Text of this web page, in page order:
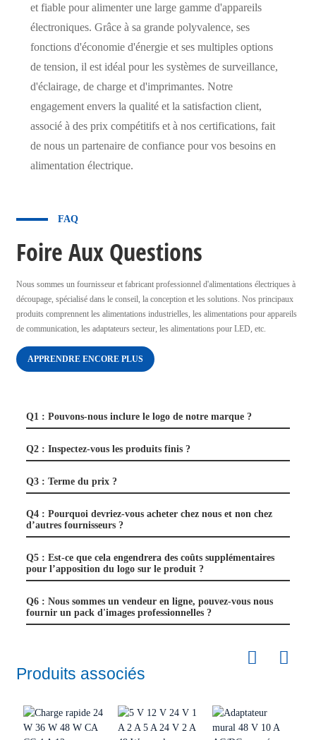
et fiable pour alimenter une large gamme d'appareils
électroniques. Grâce à sa grande polyvalence, ses
fonctions d'économie d'énergie et ses multiples options
de tension, il est idéal pour les systèmes de surveillance,
d'éclairage, de charge et d'imprimantes. Notre
engagement envers la qualité et la satisfaction client,
associé à des prix compétitifs et à nos certifications, fait
de nous un partenaire de confiance pour vos besoins en
alimentation électrique.
FAQ
Foire Aux Questions
Nous sommes un fournisseur et fabricant professionnel d'alimentations électriques à
découpage, spécialisé dans le conseil, la conception et les solutions. Nos principaux
produits comprennent les alimentations industrielles, les alimentations pour appareils
de communication, les adaptateurs secteur, les alimentations pour LED, etc.
APPRENDRE ENCORE PLUS
Q1 : Pouvons-nous inclure le logo de notre marque ?
Q2 : Inspectez-vous les produits finis ?
Q3 : Terme du prix ?
Q4 : Pourquoi devriez-vous acheter chez nous et non chez
d’autres fournisseurs ?
Q5 : Est-ce que cela engendrera des coûts supplémentaires
pour l’apposition du logo sur le produit ?
Q6 : Nous sommes un vendeur en ligne, pouvez-vous nous
fournir un pack d'images professionnelles ?
Produits associés